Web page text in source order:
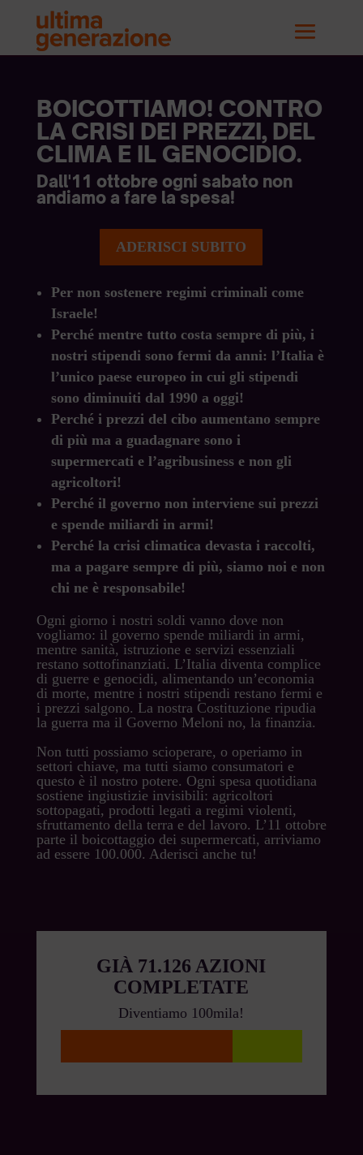
BOICOTTIAMO! CONTRO
LA CRISI DEI PREZZI, DEL
CLIMA E IL GENOCIDIO.
Dall'11 ottobre ogni sabato non
andiamo a fare la spesa!
ADERISCI SUBITO
Per non sostenere regimi criminali come
Israele!
Perché mentre tutto costa sempre di più, i
nostri stipendi sono fermi da anni: l’Italia è
l’unico paese europeo in cui gli stipendi
sono diminuiti dal 1990 a oggi!
Perché i prezzi del cibo aumentano sempre
di più ma a guadagnare sono i
supermercati e l’agribusiness e non gli
agricoltori!
Perché il governo non interviene sui prezzi
e spende miliardi in armi!
Perché la crisi climatica devasta i raccolti,
ma a pagare sempre di più, siamo noi e non
chi ne è responsabile!
Ogni giorno i nostri soldi vanno dove non
vogliamo: il governo spende miliardi in armi,
mentre sanità, istruzione e servizi essenziali
restano sottofinanziati. L’Italia diventa complice
di guerre e genocidi, alimentando un’economia
di morte, mentre i nostri stipendi restano fermi e
i prezzi salgono. La nostra Costituzione ripudia
la guerra ma il Governo Meloni no, la finanzia.
Non tutti possiamo scioperare, o operiamo in
settori chiave, ma tutti siamo consumatori e
questo è il nostro potere. Ogni spesa quotidiana
sostiene ingiustizie invisibili: agricoltori
sottopagati, prodotti legati a regimi violenti,
sfruttamento della terra e del lavoro. L’11 ottobre
parte il boicottaggio dei supermercati, arriviamo
ad essere 100.000. Aderisci anche tu!
71.126 AZIONI
COMPLETATE